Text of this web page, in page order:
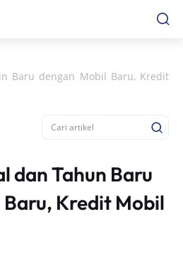
Baru dengan Mobil Baru, Kredit
dan Tahun Baru
Kredit Mobil